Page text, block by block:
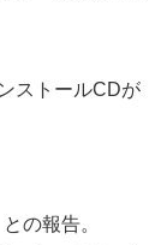
ストールCDが
の報告。